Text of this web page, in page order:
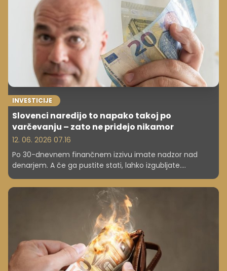
INVESTICIJE
Slovenci naredijo to napako takoj po
varčevanju – zato ne pridejo nikamor
12. 06. 2026 07.16
Po 30-dnevnem finančnem izzivu imate nadzor nad
denarjem. A če ga pustite stati, lahko izgubljate.